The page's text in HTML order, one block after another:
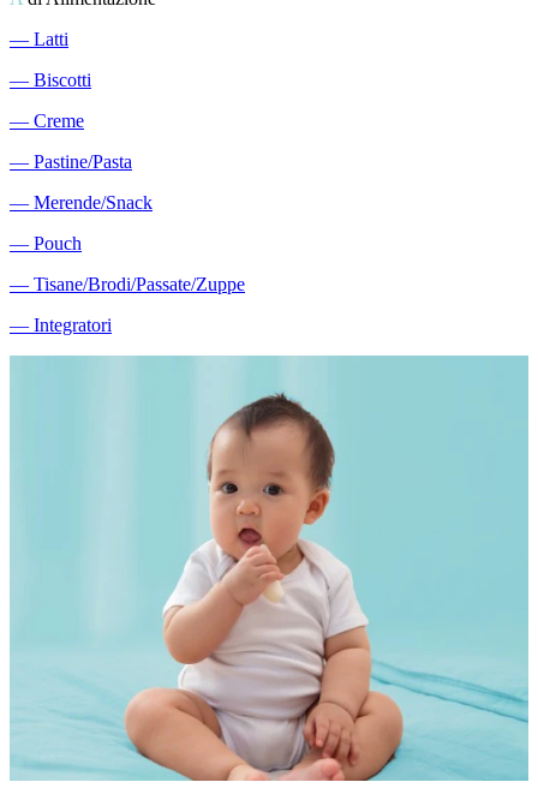
― Latti
― Biscotti
― Creme
― Pastine/Pasta
― Merende/Snack
― Pouch
― Tisane/Brodi/Passate/Zuppe
― Integratori